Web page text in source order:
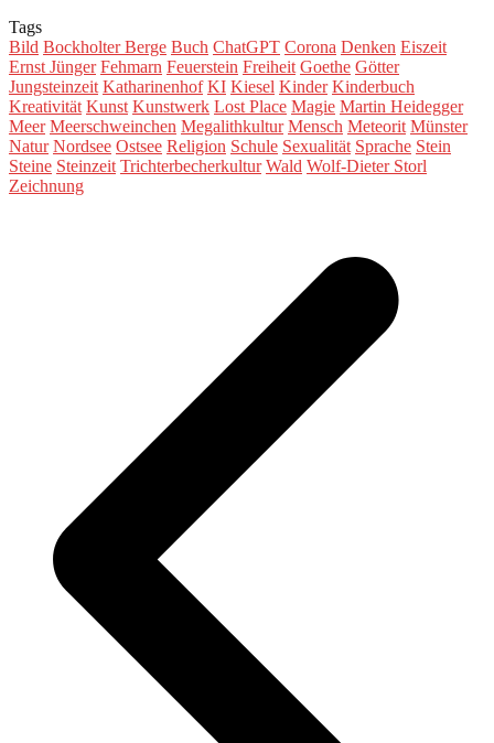
Tags
Bild Bockholter Berge Buch ChatGPT Corona Denken Eiszeit
Ernst Jünger Fehmarn Feuerstein Freiheit Goethe Götter
Jungsteinzeit Katharinenhof KI Kiesel Kinder Kinderbuch
Kreativität Kunst Kunstwerk Lost Place Magie Martin Heidegger
Meer Meerschweinchen Megalithkultur Mensch Meteorit Münster
Natur Nordsee Ostsee Religion Schule Sexualität Sprache Stein
Steine Steinzeit Trichterbecherkultur Wald Wolf-Dieter Storl
Zeichnung